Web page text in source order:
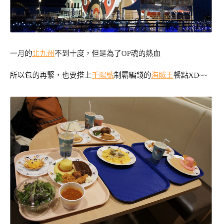
一月的北九州不到十度，但是為了OP魂的熱血
所以包的再緊，也要搭上千陽號制霸騙錢的海賊王餐點XD~~